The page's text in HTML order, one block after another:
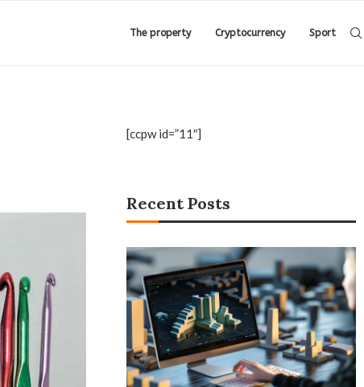
The property Cryptocurrency Sport
[ccpw id=”11″]
Recent Posts